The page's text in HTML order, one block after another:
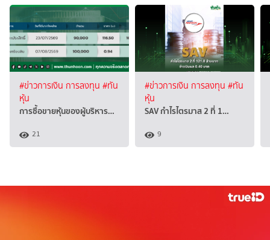
#ข่าวการเงิน การลงทุน #ทัน
หุ้น
การซื้อขายหุ้นของผู้บริหาร…
21
#ข่าวการเงิน การลงทุน #ทัน
หุ้น
SAV กำไรไตรมาส 2 ที่ 1…
9